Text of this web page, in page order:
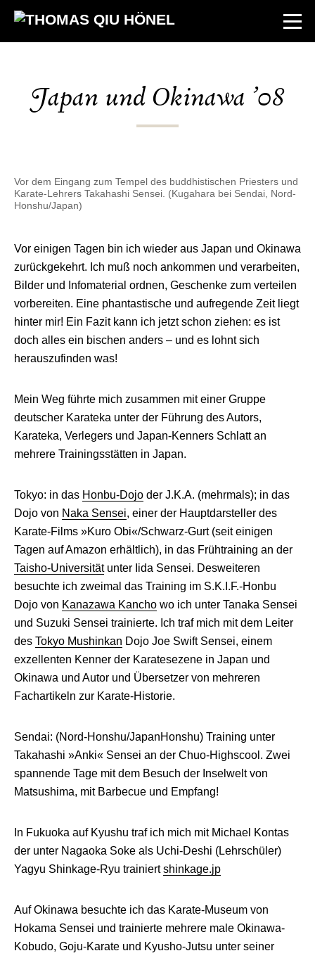
Japan und Okinawa ’08
Vor dem Eingang zum Tempel des buddhistischen Priesters und
Karate-Lehrers Takahashi Sensei. (Kugahara bei Sendai, Nord-
Honshu/Japan)
Vor einigen Tagen bin ich wieder aus Japan und Okinawa
zurückgekehrt. Ich muß noch ankommen und verarbeiten,
Bilder und Infomaterial ordnen, Geschenke zum verteilen
vorbereiten. Eine phantastische und aufregende Zeit liegt
hinter mir! Ein Fazit kann ich jetzt schon ziehen: es ist
doch alles ein bischen anders – und es lohnt sich
herauszufinden was!
Mein Weg führte mich zusammen mit einer Gruppe
deutscher Karateka unter der Führung des Autors,
Karateka, Verlegers und Japan-Kenners Schlatt an
mehrere Trainingsstätten in Japan.
Tokyo: in das Honbu-Dojo der J.K.A. (mehrmals); in das
Dojo von Naka Sensei, einer der Hauptdarsteller des
Karate-Films »Kuro Obi«/Schwarz-Gurt (seit einigen
Tagen auf Amazon erhältlich), in das Frühtraining an der
Taisho-Universitätunter Iida Sensei. Desweiteren
besuchte ich zweimal das Training im S.K.I.F.-Honbu
Dojo von Kanazawa Kancho wo ich unter Tanaka Sensei
und Suzuki Sensei trainierte. Ich traf mich mit dem Leiter
des Tokyo Mushinkan Dojo Joe Swift Sensei, einem
exzellenten Kenner der Karatesezene in Japan und
Okinawa und Autor und Übersetzer von mehreren
Fachartikeln zur Karate-Historie.
Sendai: (Nord-Honshu/JapanHonshu) Training unter
Takahashi »Anki« Sensei an der Chuo-Highscool. Zwei
spannende Tage mit dem Besuch der Inselwelt von
Matsushima, mit Barbecue und Empfang!
In Fukuoka auf Kyushu traf ich mich mit Michael Kontas
der unter Nagaoka Soke als Uchi-Deshi (Lehrschüler)
Yagyu Shinkage-Ryu trainiertshinkage.jp
Auf Okinawa besuchte ich das Karate-Museum von
Hokama Sensei und trainierte mehrere male Okinawa-
Kobudo, Goju-Karate und Kyusho-Jutsu unter seiner